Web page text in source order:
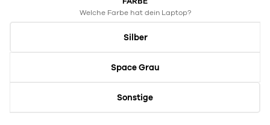
Welche Farbe hat dein Laptop?
Silber
Space Grau
Sonstige